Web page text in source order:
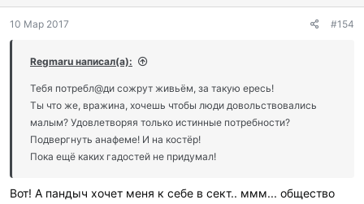
а
и
и
:
10 Мар 2017 #154
Regmaru написал(а):
Тебя потребл@ди сожрут живьём, за такую ересь!
Ты что же, вражина, хочешь чтобы люди довольствовались
малым? Удовлетворяя только истинные потребности?
Подвергнуть анафеме! И на костёр!
Пока ещё каких гадостей не придумал!
Вот! А пандыч хочет меня к себе в сект.. ммм... общество